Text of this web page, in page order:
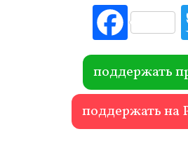
Fac
ebo
ok
поддержать
поддержать на